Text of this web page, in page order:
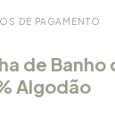
DE PAGAMENTO
de
Algodão